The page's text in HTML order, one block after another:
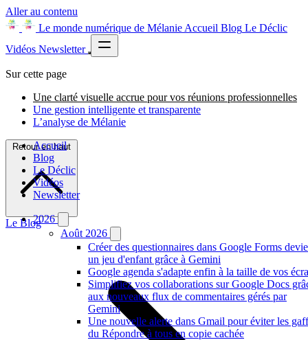
Aller au contenu
Le monde numérique de Mélanie Accueil Blog Le Déclic
Vidéos Newsletter
Accueil
Blog
Le Déclic
Vidéos
Newsletter
2026
Août 2026
Créer des questionnaires dans Google Forms
un jeu d'enfant grâce à Gemini
Google agenda s'adapte enfin à la taille de vos
Simplifiez vos collaborations sur Google Docs
aux nouveaux flux de commentaires gérés par
Gemini
Une nouvelle alerte dans Gmail pour éviter les
du Répondre à tous en copie cachée
Sur cette page
Une clarté visuelle accrue pour vos réunions professionnelles
Une gestion intelligente et transparente
L’analyse de Mélanie
Retour en haut
Le Blog